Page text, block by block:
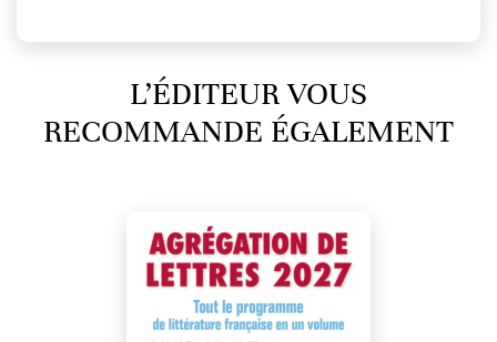
L’ÉDITEUR VOUS
RECOMMANDE ÉGALEMENT